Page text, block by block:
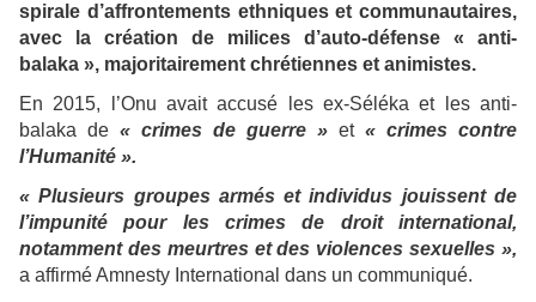
spirale d’affrontements ethniques et communautaires,
avec la création de milices d’auto-défense « anti-
balaka », majoritairement chrétiennes et animistes.
En 2015, l’Onu avait accusé les ex-Séléka et les anti-
balaka de « crimes de guerre » et « crimes contre
l’Humanité ».
« Plusieurs groupes armés et individus jouissent de
l’impunité pour les crimes de droit international,
notamment des meurtres et des violences sexuelles »,
a affirmé Amnesty International dans un communiqué.